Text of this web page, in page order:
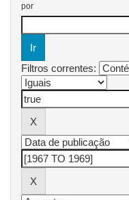
por
Filtros correntes: